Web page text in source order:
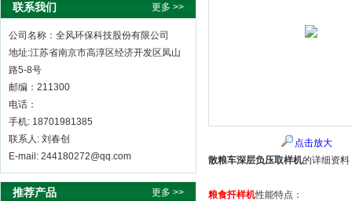
联系我们 更多 >>
公司名称：全风环保科技股份有限公司
地址:江苏省南京市高淳区经济开发区凤山
路5-8号
邮编：211300
电话：
手机: 18701981385
联系人: 刘春创
E-mail: 244180272@qq.com
推荐产品 更多 >>
点击放大
散粮车深层负压取样机的详细资料
粮食扦样机性能特点：